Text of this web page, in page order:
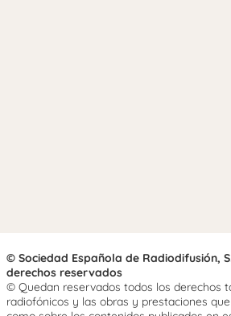
© Sociedad Española de Radiodifusión,
derechos reservados
© Quedan reservados todos los derechos
radiofónicos y las obras y prestaciones